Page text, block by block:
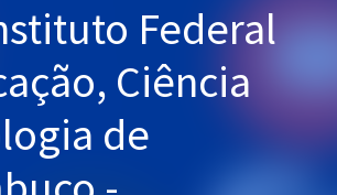
Federal
Ciência
de